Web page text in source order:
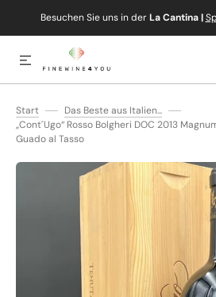
ZUM INHALT
Besuchen Sie uns in derLa Cantina |
Start
Das Beste aus Italien...
„Cont´Ugo“ Rosso Bolgheri DOC 2013
Guado al Tasso